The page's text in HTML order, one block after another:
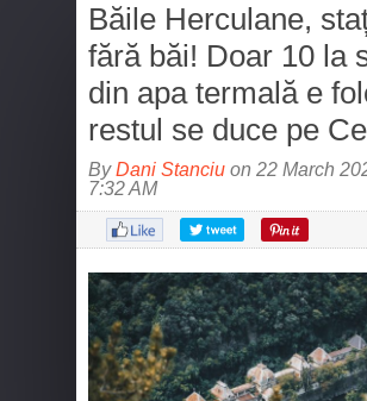
Băile Herculane,
fără băi! Doar 10 la
din apa termală e
restul se duce pe
ByDani Stanciu on 22 March
7:32 AM